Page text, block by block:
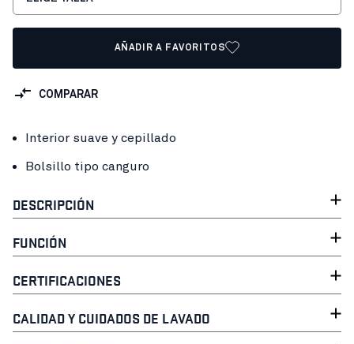
AÑADIR A FAVORITOS
COMPARAR
Interior suave y cepillado
Bolsillo tipo canguro
DESCRIPCIÓN
FUNCIÓN
CERTIFICACIONES
CALIDAD Y CUIDADOS DE LAVADO